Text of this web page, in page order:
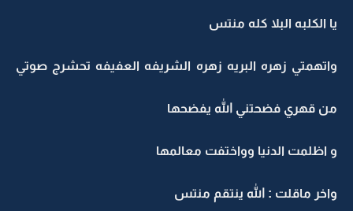
يا الكلبه البلا كله منتس
واتهمتي زهره البريه زهره الشريفه العفيفه تحشرج صوتي
من قهري فضحتني الله يفضحها
و اظلمت الدنيا وواختفت معالمها
واخر ماقلت : الله ينتقم منتس